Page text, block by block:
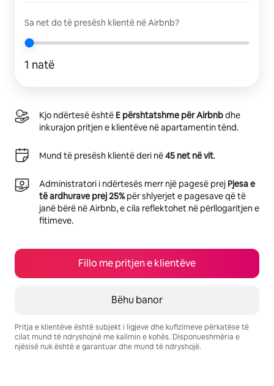
Sa net do të presësh klientë në Airbnb?
1 natë
Kjo ndërtesë është E përshtatshme për Airbnbdhe
inkurajon pritjen e klientëve në apartamentin tënd.
Mund të presësh klientë deri në45 net në vit.
Administratori i ndërtesës merr një pagesë prej Pjesa e
të ardhurave prej 25%për shlyerjet e pagesave që të
janë bërë në Airbnb, e cila reflektohet në përllogaritjen e
fitimeve.
Fillo me pritjen e klientëve
Bëhu banor
Pritja e klientëve është subjekt i ligjeve dhe kufizimeve përkatëse të
cilat mund të ndryshojnë me kalimin e kohës. Disponueshmëria e
njësisë nuk është e garantuar dhe mund të ndryshojë.